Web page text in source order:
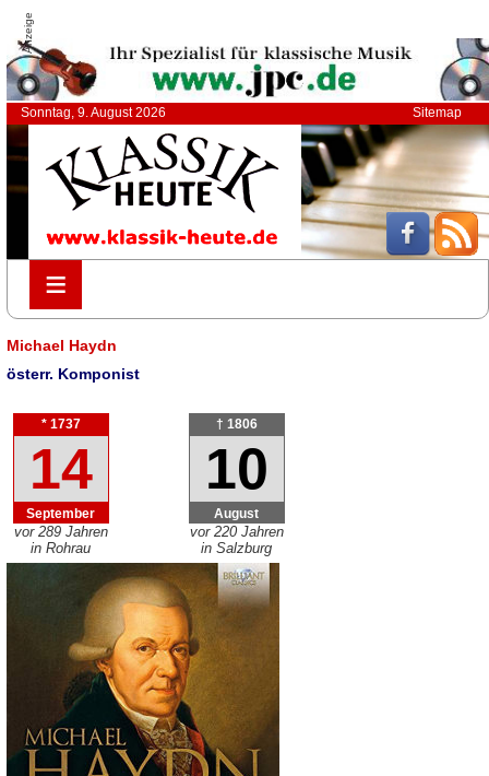
Anzeige
Sonntag, 9. August 2026 Sitemap
≡
≡
Michael Haydn
österr. Komponist
* 1737
14
September
vor 289 Jahren
in Rohrau
† 1806
10
August
vor 220 Jahren
in Salzburg